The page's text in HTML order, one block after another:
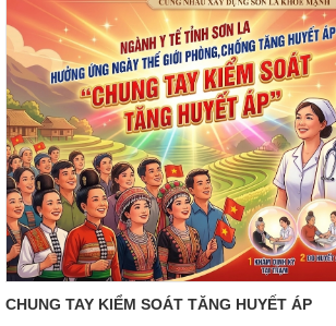
CHUNG TAY KIỂM SOÁT TĂNG HUYẾT ÁP